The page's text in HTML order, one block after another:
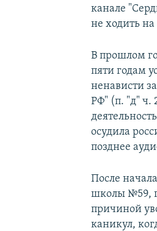
канале
не ходить
В прошлом
пяти годам
ненависти
РФ" (п. "д" ч.
осудила
позднее
После
школы №59,
причиной
каникул,